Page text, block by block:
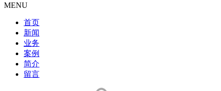
MENU
首页
新闻
业务
案例
简介
留言